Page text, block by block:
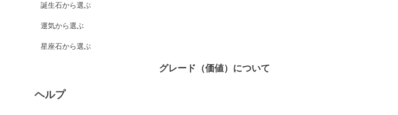
誕生石から選ぶ
運気から選ぶ
星座石から選ぶ
ヘルプ
グレード（価値）について